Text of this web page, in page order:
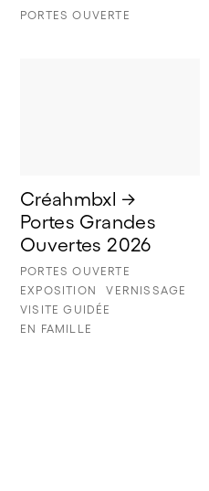
PORTES OUVERTE
Créahmbxl →
Portes Grandes
Ouvertes 2026
PORTES OUVERTE
EXPOSITION
VERNISSAGE
VISITE GUIDÉE
EN FAMILLE